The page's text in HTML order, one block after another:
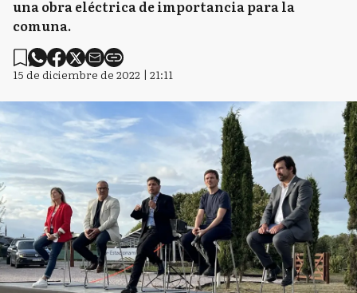
una obra eléctrica de importancia para la
comuna.
15 de diciembre de 2022 | 21:11